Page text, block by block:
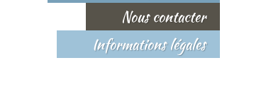
Nous contacter
Informations légales